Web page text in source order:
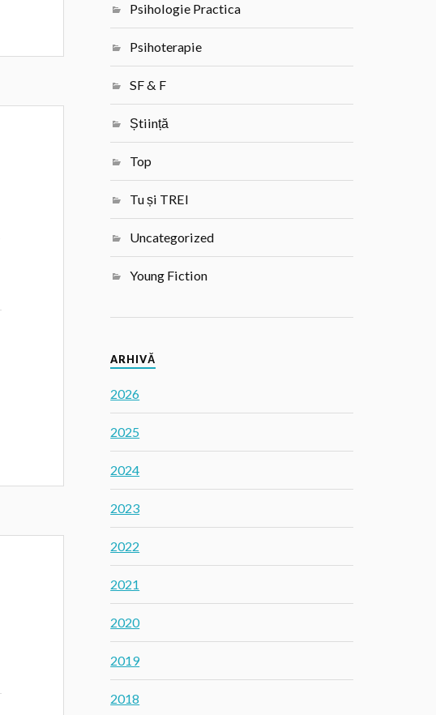
Psihologie Practica
Psihoterapie
SF & F
Știință
Top
Tu și TREI
Uncategorized
Young Fiction
ARHIVĂ
2026
2025
2024
2023
2022
2021
2020
2019
2018